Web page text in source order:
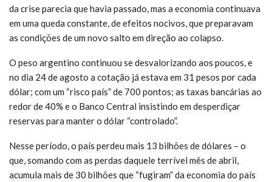
da crise parecia que havia passado, mas a economia continuava
em uma queda constante, de efeitos nocivos, que preparavam
as condições de um novo salto em direção ao colapso.
O peso argentino continuou se desvalorizando aos poucos, e
no dia 24 de agosto a cotação já estava em 31 pesos por cada
dólar; com um “risco país” de 700 pontos; as taxas bancárias ao
redor de 40% e o Banco Central insistindo em desperdiçar
reservas para manter o dólar “controlado”.
Nesse período, o país perdeu mais 13 bilhões de dólares – o
que, somando com as perdas daquele terrível mês de abril,
acumula mais de 30 bilhões que “fugiram” da economia do país